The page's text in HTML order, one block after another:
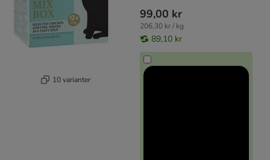
10 varianter
99,00 kr
206,30 kr / kg
89,10 kr